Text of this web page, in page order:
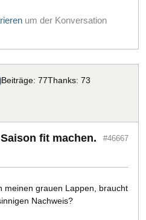
um der Konversation
Beiträge: 77Thanks: 73
fit machen. #46667
meinen grauen Lappen, braucht
Nachweis?